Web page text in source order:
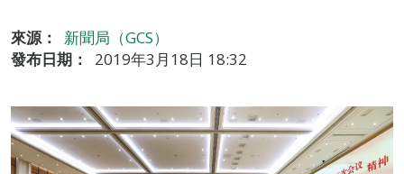
來源：
新聞局（GCS）
發布日期：
2019年3月18日 18:32